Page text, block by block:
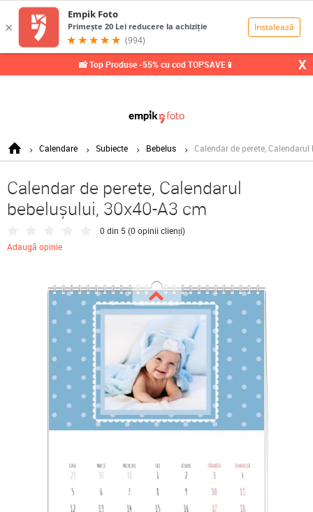
📸 Top Produse -55% cu cod TOPSAVE📱 X
Calendare Subiecte Bebelus Calendar de perete,
Calendar de perete, Calendarul
bebelușului, 30x40-A3 cm
0 din 5 (0 opinii clienți)
Adaugă opinie